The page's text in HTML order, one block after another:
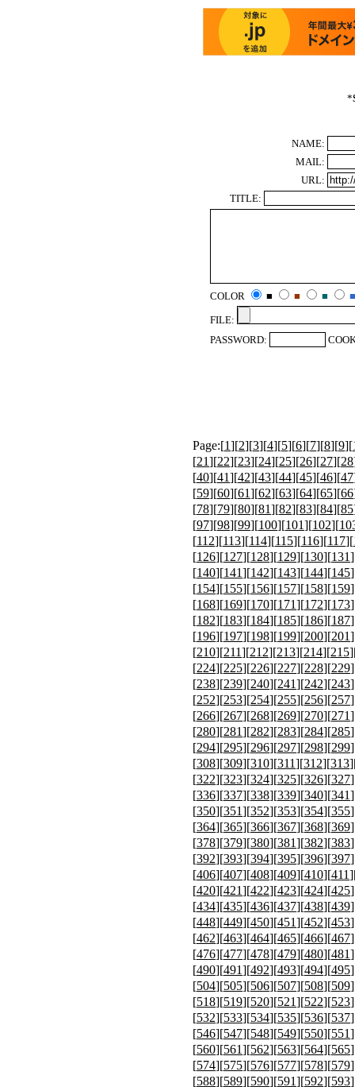
*
NAME:
MAIL:
URL:
TITLE:
COLOR ■ ■ ■
■
FILE:
PASSWORD:
Page:[1][2][3][4][5][6][7][8][9][
[21][22][23][24][25][26][27][28
[40][41][42][43][44][45][46][47
[59][60][61][62][63][64][65][66
[78][79][80][81][82][83][84][85
[97][98][99][100][101][102][
[112][113][114][115][116][117][
[126][127][128][129][130][131
[140][141][142][143][144][145
[154][155][156][157][158][159
[168][169][170][171][172][173
[182][183][184][185][186][187
[196][197][198][199][200][201
[210][211][212][213][214][215
[224][225][226][227][228][229
[238][239][240][241][242][243
[252][253][254][255][256][257
[266][267][268][269][270][271
[280][281][282][283][284][285
[294][295][296][297][298][299
[308][309][310][311][312][313
[322][323][324][325][326][327
[336][337][338][339][340][341
[350][351][352][353][354][355
[364][365][366][367][368][369
[378][379][380][381][382][383
[392][393][394][395][396][397
[406][407][408][409][410][411
[420][421][422][423][424][425
[434][435][436][437][438][439
[448][449][450][451][452][453
[462][463][464][465][466][467
[476][477][478][479][480][481
[490][491][492][493][494][495
[504][505][506][507][508][509
[518][519][520][521][522][523
[532][533][534][535][536][537
[546][547][548][549][550][551
[560][561][562][563][564][565
[574][575][576][577][578][579
[588][589][590][591][592][593